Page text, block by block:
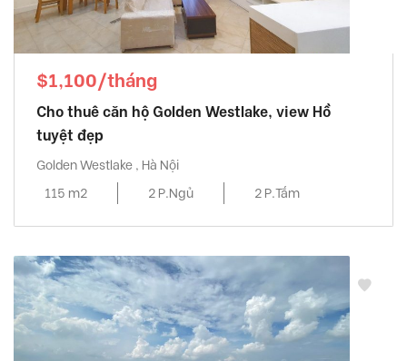
$1,100/tháng
Cho thuê căn hộ Golden Westlake, view Hồ
tuyệt đẹp
Golden Westlake , Hà Nội
115 m2
2 P.Ngủ 2 P.Tắm